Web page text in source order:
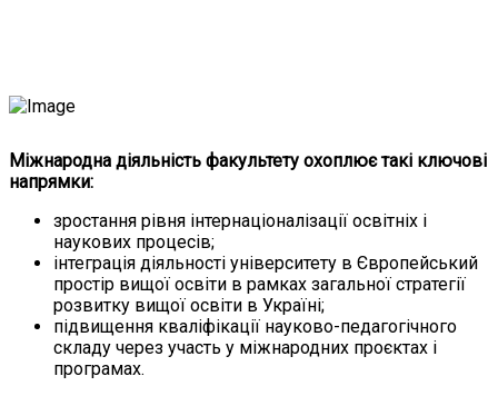
Міжнародна діяльність факультету охоплює такі ключові
напрямки:
зростання рівня інтернаціоналізації освітніх і
наукових процесів;
інтеграція діяльності університету в Європейський
простір вищої освіти в рамках загальної стратегії
розвитку вищої освіти в Україні;
підвищення кваліфікації науково-педагогічного
складу через участь у міжнародних проєктах і
програмах.